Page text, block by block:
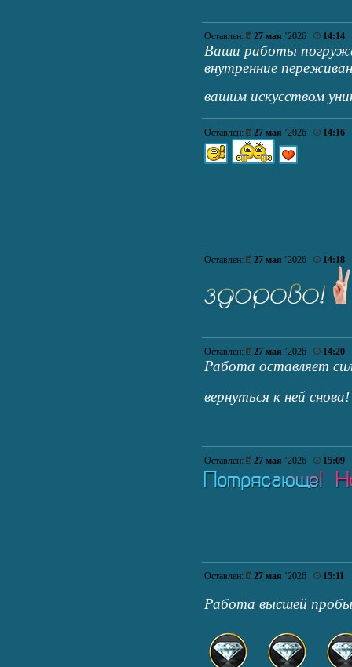
Оставлен: 27 мая ’2026 14:14
Ваши работы
внутренние
вашим искусством
Оставлен: 27 мая ’2026 14:16
Оставлен: 27 мая ’2026 14:18
Оставлен: 27 мая ’2026 14:20
Работа оставляет
вернуться к ней
Оставлен: 27 мая ’2026 15:09
Оставлен: 27 мая ’2026 15:11
Работа высшей